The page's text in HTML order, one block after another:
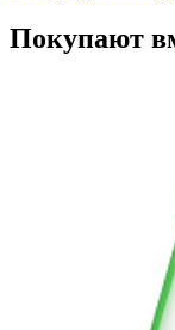
Покупают